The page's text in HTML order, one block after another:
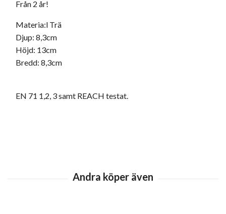
Från 2 år!
Materia:l Trä
Djup: 8,3cm
Höjd: 13cm
Bredd: 8,3cm
EN 71 1,2, 3 samt REACH testat.